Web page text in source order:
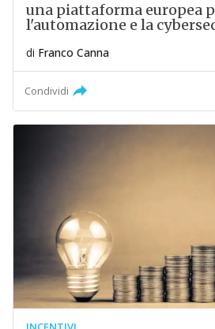
una piattaforma europea
l'automazione e la
di Franco Canna
Condividi